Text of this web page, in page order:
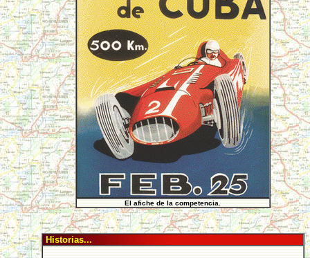
El afiche de la competencia.
Historias...